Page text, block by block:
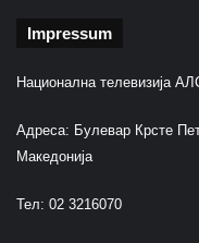
Impressum
Национална телевизија
Адреса: Булевар Крсте
Македонија
Тел: 02 3216070